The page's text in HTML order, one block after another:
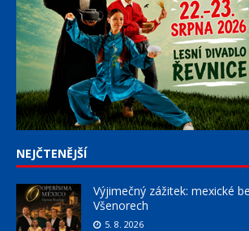
NEJČTENĚJŠÍ
Výjimečný zážitek: mexické
Všenorech
5. 8. 2026